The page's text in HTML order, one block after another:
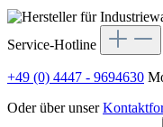
Service-Hotline
+49 (0) 4447 - 9694630
Oder über unser